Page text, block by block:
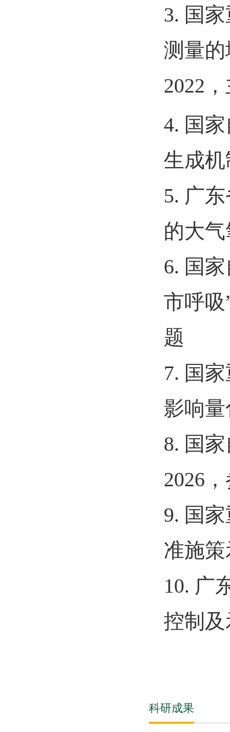
3. 国
测量
2022
4. 国
生成
5. 广
的大
6. 国
市呼
题
7. 国
影响
8. 国
2026
9. 国
准施
10. 广
控制
科研成果